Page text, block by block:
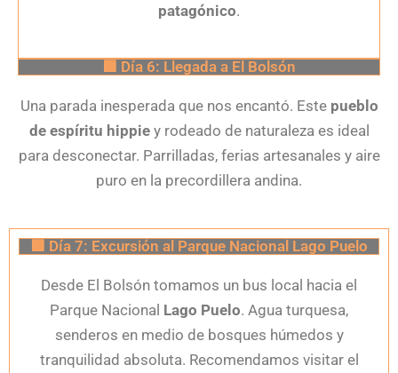
patagónico.
🟩 Día 6: Llegada a El Bolsón
Una parada inesperada que nos encantó. Este pueblo
de espíritu hippiey rodeado de naturaleza es ideal
para desconectar. Parrilladas, ferias artesanales y aire
puro en la precordillera andina.
🟩 Día 7: Excursión al Parque Nacional Lago Puelo
Desde El Bolsón tomamos un bus local hacia el
Parque Nacional Lago Puelo. Agua turquesa,
senderos en medio de bosques húmedos y
tranquilidad absoluta. Recomendamos visitar el